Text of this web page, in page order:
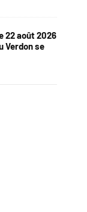
22 août 2026
Verdon se